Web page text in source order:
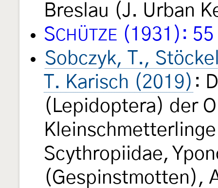
Breslau (J. Urban
SCHÜTZE (1931): 55
Sobczyk, T.,
T. Karisch (2019) :
(Lepidoptera) der
Scythropiidae,
(Gespinstmotten),